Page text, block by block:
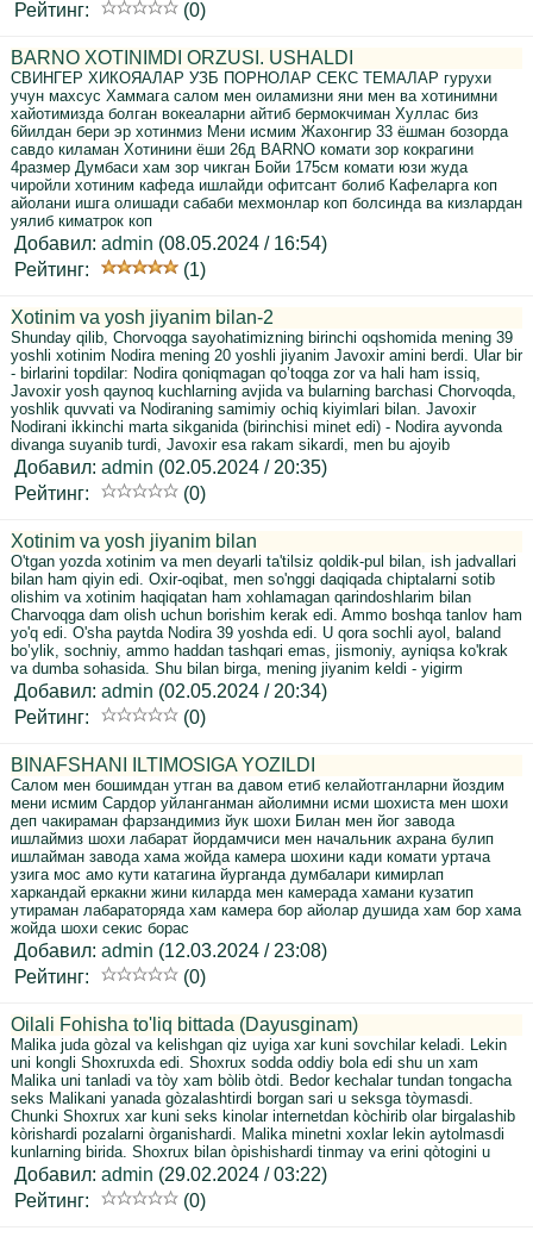
Рейтинг: (0)
BARNO XOTINIMDI ORZUSI. USHALDI
СВИНГЕР ХИКОЯАЛАР УЗБ ПОРНОЛАР СЕКС ТЕМАЛАР гурухи
учун махсус Хаммага салом мен оиламизни яни мен ва хотинимни
хайотимизда болган вокеаларни айтиб бермокчиман Хуллас биз
6йилдан бери эр хотинмиз Мени исмим Жахонгир 33 ёшман бозорда
савдо киламан Хотинини ёши 26д BARNO комати зор кокрагини
4размер Думбаси хам зор чикган Бойи 175см комати юзи жуда
чиройли хотиним кафеда ишлайди офитсант болиб Кафеларга коп
айолани ишга олишади сабаби мехмонлар коп болсинда ва кизлардан
уялиб киматрок коп
Добавил: admin (08.05.2024 / 16:54)
Рейтинг:
(1)
Xotinim va yosh jiyanim bilan-2
Shunday qilib, Chorvoqga sayohatimizning birinchi oqshomida mening 39
yoshli xotinim Nodira mening 20 yoshli jiyanim Javoxir amini berdi. Ular bir
- birlarini topdilar: Nodira qoniqmagan qo’toqga zor va hali ham issiq,
Javoxir yosh qaynoq kuchlarning avjida va bularning barchasi Chorvoqda,
yoshlik quvvati va Nodiraning samimiy ochiq kiyimlari bilan. Javoxir
Nodirani ikkinchi marta sikganida (birinchisi minet edi) - Nodira ayvonda
divanga suyanib turdi, Javoxir esa rakam sikardi, men bu ajoyib
Добавил: admin (02.05.2024 / 20:35)
Рейтинг:
(0)
Xotinim va yosh jiyanim bilan
O'tgan yozda xotinim va men deyarli ta'tilsiz qoldik-pul bilan, ish jadvallari
bilan ham qiyin edi. Oxir-oqibat, men so'nggi daqiqada chiptalarni sotib
olishim va xotinim haqiqatan ham xohlamagan qarindoshlarim bilan
Charvoqga dam olish uchun borishim kerak edi. Ammo boshqa tanlov ham
yo'q edi. O'sha paytda Nodira 39 yoshda edi. U qora sochli ayol, baland
bo’ylik, sochniy, ammo haddan tashqari emas, jismoniy, ayniqsa ko'krak
va dumba sohasida. Shu bilan birga, mening jiyanim keldi - yigirm
Добавил: admin (02.05.2024 / 20:34)
Рейтинг:
(0)
BINAFSHANI ILTIMOSIGA YOZILDI
Салом мен бошимдан утган ва давом етиб келайотганларни йоздим
мени исмим Сардор уйланганман айолимни исми шохиста мен шохи
деп чакираман фарзандимиз йук шохи Билан мен йог завода
ишлаймиз шохи лабарат йордамчиси мен начальник ахрана булип
ишлайман завода хама жойда камера шохини кади комати уртача
узига мос амо кути катагина йурганда думбалари кимирлап
харкандай еркакни жини киларда мен камерада хамани кузатип
утираман лабараторяда хам камера бор айолар душида хам бор хама
жойда шохи секис борас
Добавил: admin (12.03.2024 / 23:08)
Рейтинг:
(0)
Oilali Fohisha to'liq bittada (Dayusginam)
Malika juda gòzal va kelishgan qiz uyiga xar kuni sovchilar keladi. Lekin
uni kongli Shoxruxda edi. Shoxrux sodda oddiy bola edi shu un xam
Malika uni tanladi va tòy xam bòlib òtdi. Bedor kechalar tundan tongacha
seks Malikani yanada gòzalashtirdi borgan sari u seksga tòymasdi.
Chunki Shoxrux xar kuni seks kinolar internetdan kòchirib olar birgalashib
kòrishardi pozalarni òrganishardi. Malika minetni xoxlar lekin aytolmasdi
kunlarning birida. Shoxrux bilan òpishishardi tinmay va erini qòtogini u
Добавил: admin (29.02.2024 / 03:22)
Рейтинг:
(0)